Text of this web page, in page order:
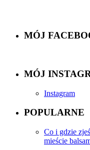
MÓJ
MÓJ
Instagram
POPULARNE
Co i gdzie
mieście